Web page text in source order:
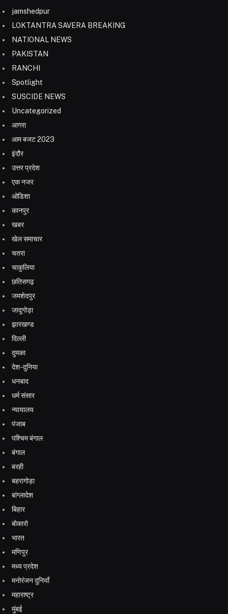
jamshedpur
LOKTANTRA SAVERA BREAKING
NATIONAL NEWS
PAKISTAN
RANCHI
Spotlight
SUSCIDE NEWS
Uncategorized
आगरा
आम बजट 2023
इंदौर
उत्तर प्रदेश
एक नजर
ओडिशा
कानपुर
खबर
खेल समाचार
चतरा
चाकुलिया
छतिसगढ़
जमशेदपुर
जादूगोड़ा
झारखण्ड
दिल्ली
दुमका
देश-दुनिया
धनबाद
धर्म संसार
न्यायालय
पंजाब
पश्चिम बंगाल
बंगाल
बरही
बहरागोड़ा
बांग्लादेश
बिहार
बोकारो
भारत
मणिपुर
मध्य प्रदेश
मनोरंजन दुनियाँ
महाराष्ट्र
मुंबई